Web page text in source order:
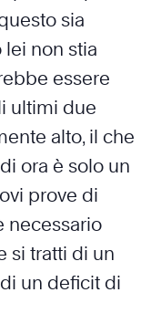
sia
non stia
essere
ultimi due
alto, il che
ora è solo un
prove di
necessario
si tratti di un
un deficit di